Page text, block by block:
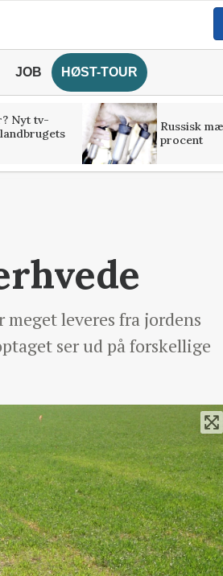
JOB HØST-TOUR
Nyt tv-
Russisk
procent
leveres fra jordens
ser ud på forskellige